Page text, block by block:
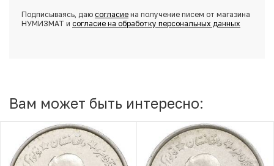
Подписываясь, даю согласиена получение писем от магазина
НУМИЗМАТ и согласие на обработку персональных данных
Вам может быть интересно: